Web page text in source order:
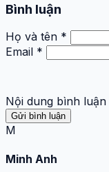
Bình luận
Họ và tên *
Email *
Nội dung bình
Gửi bình luận
M
Minh Anh